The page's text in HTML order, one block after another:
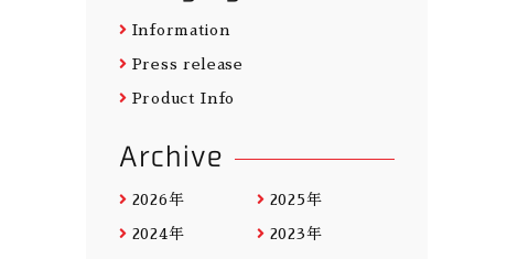
Information
Press release
Product Info
Archive
2026年 2025年
2024年 2023年